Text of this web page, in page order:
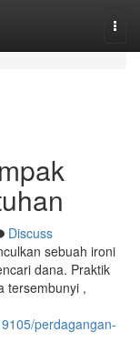
Discuss
sebuah ironi
dana. Praktik
tersembunyi ,
perdagangan-